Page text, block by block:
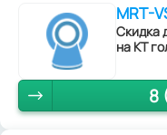
MRT-
Скидка
на КТ
8